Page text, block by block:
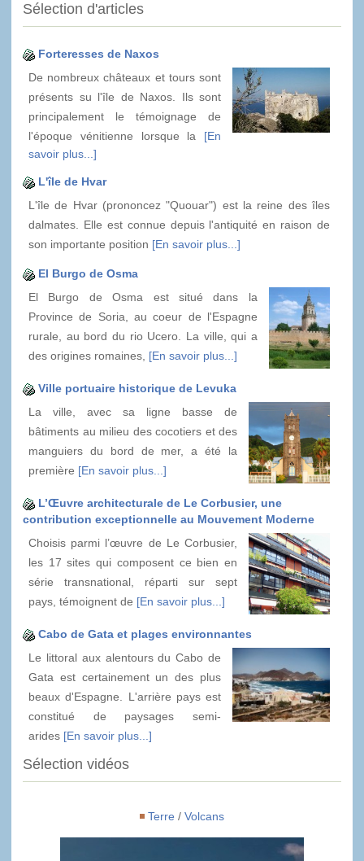
Sélection d'articles
Forteresses de Naxos
De nombreux châteaux et tours sont
présents su l'île de Naxos. Ils sont
principalement le témoignage de
l'époque vénitienne lorsque la [En
savoir plus...]
L'île de Hvar
L'île de Hvar (prononcez "Quouar") est la reine des îles
dalmates. Elle est connue depuis l'antiquité en raison de
son importante position [En savoir plus...]
El Burgo de Osma
El Burgo de Osma est situé dans la
Province de Soria, au coeur de l'Espagne
rurale, au bord du rio Ucero. La ville, qui a
des origines romaines, [En savoir plus...]
Ville portuaire historique de Levuka
La ville, avec sa ligne basse de
bâtiments au milieu des cocotiers et des
manguiers du bord de mer, a été la
première [En savoir plus...]
L’Œuvre architecturale de Le Corbusier, une
contribution exceptionnelle au Mouvement Moderne
Choisis parmi l’œuvre de Le Corbusier,
les 17 sites qui composent ce bien en
série transnational, réparti sur sept
pays, témoignent de [En savoir plus...]
Cabo de Gata et plages environnantes
Le littoral aux alentours du Cabo de
Gata est certainement un des plus
beaux d'Espagne. L'arrière pays est
constitué de paysages semi-
arides [En savoir plus...]
Sélection vidéos
Terre / Volcans